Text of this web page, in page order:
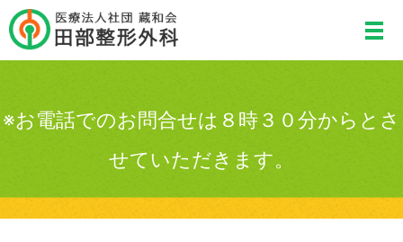
※お電話でのお問合せは８時３０分からとさ
せていただきます。